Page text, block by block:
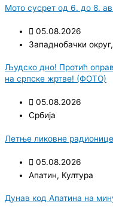
Мото сусрет од 6. до 8.
05.08.2026
Западнобачки округ,
Људско дно! Протић
на српске жртве! (ФОТО)
05.08.2026
Србија
Летње ликовне
05.08.2026
Апатин, Култура
Дунав код Апатина на